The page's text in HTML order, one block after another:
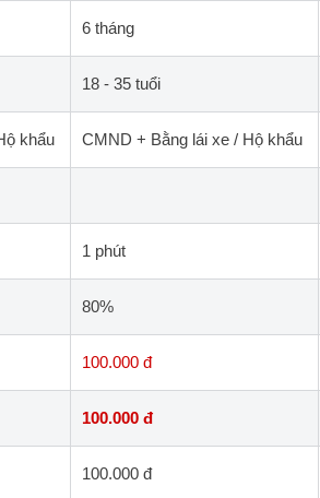
6 tháng
18 - 35 tuổi
khẩu CMND + Bằng lái xe / Hộ khẩu
1 phút
80%
100.000 đ
100.000 đ
100.000 đ